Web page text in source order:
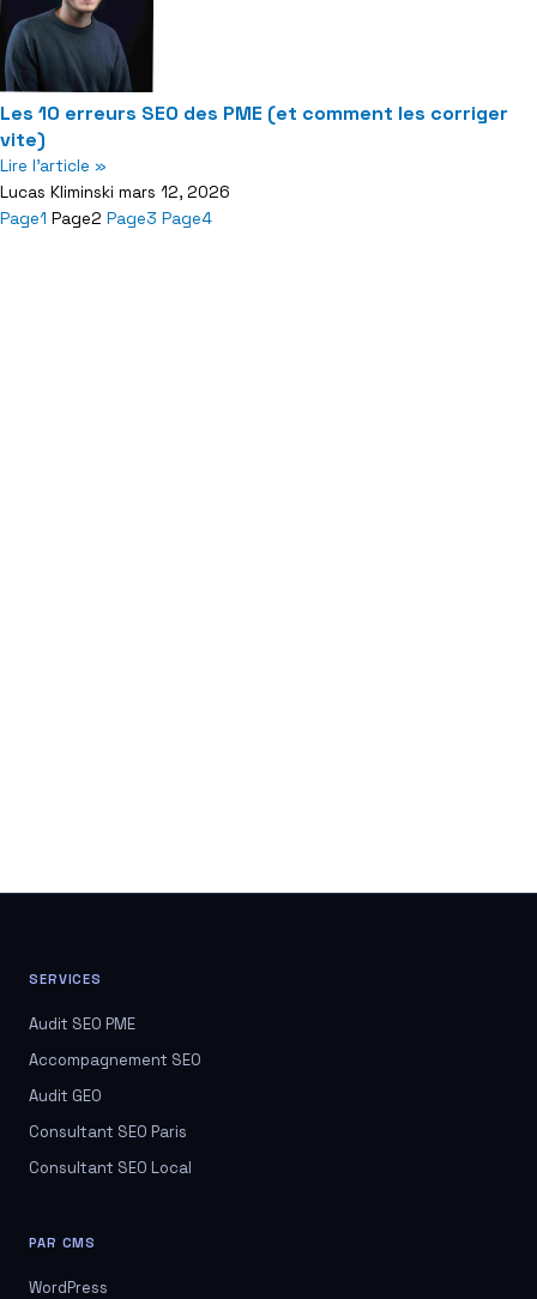
Les 10 erreurs SEO des PME (et comment les corriger
vite)
Lire l'article »
Lucas Kliminski mars 12, 2026
Page1 Page2 Page3 Page4
SERVICES
Audit SEO PME
Accompagnement SEO
Audit GEO
Consultant SEO Paris
Consultant SEO Local
PAR CMS
WordPress